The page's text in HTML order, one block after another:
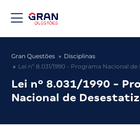
Gran Questões
Disciplinas
Lei nº 8.031/1990 - Programa Nacional
Lei nº 8.031/1990 -
Nacional de